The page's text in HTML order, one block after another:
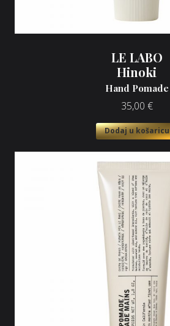
LE LABO
Hinoki
Hand Pomade
35,00 €
Dodaj u košaricu